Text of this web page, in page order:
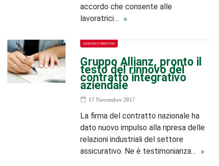
accordo che consente alle
lavoratrici…
AZIENDE E TERRITORI
Gruppo Allianz, pronto il
testo del rinnovo del
contratto integrativo
aziendale
17 Novembre 2017
La firma del contratto nazionale ha
dato nuovo impulso alla ripresa delle
relazioni industriali del settore
assicurativo. Ne è testimonianza…